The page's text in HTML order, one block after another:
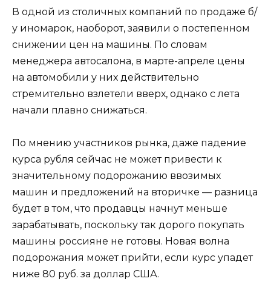
В одной из столичных компаний по продаже б/
у иномарок, наоборот, заявили о постепенном
снижении цен на машины. По словам
менеджера автосалона, в марте-апреле цены
на автомобили у них действительно
стремительно взлетели вверх, однако с лета
начали плавно снижаться.
По мнению участников рынка, даже падение
курса рубля сейчас не может привести к
значительному подорожанию ввозимых
машин и предложений на вторичке — разница
будет в том, что продавцы начнут меньше
зарабатывать, поскольку так дорого покупать
машины россияне не готовы. Новая волна
подорожания может прийти, если курс упадет
ниже 80 руб. за доллар США.